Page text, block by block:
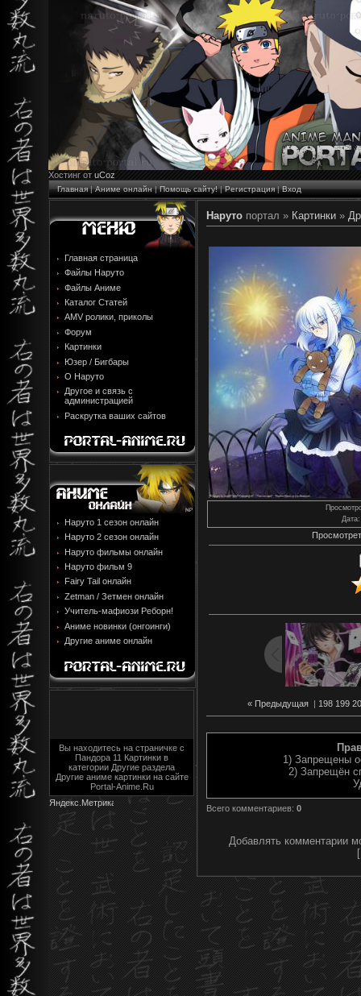
Хостинг от uCoz
Главная|Аниме онлайн|Помощь сайту!|Регистрация|Вход
Главная страница
Файлы Наруто
Файлы Аниме
Каталог Статей
AMV ролики, приколы
Форум
Картинки
Юзер / Бигбары
О Наруто
Другое и связь с
администрацией
Раскрутка ваших сайтов
Наруто 1 сезон онлайн
Наруто 2 сезон онлайн
Наруто фильмы онлайн
Наруто фильм 9
Fairy Tail онлайн
Zetman / Зетмен онлайн
Учитель-мафиози Реборн!
Аниме новинки (онгоинги)
Другие аниме онлайн
Вы находитесь на страничке с
Пандора 11 Картинки в
категории Другие раздела
Другие аниме картинки на сайте
Portal-Anime.Ru
Наруто портал » Картинки »
Дата:
« Предыдущая 198 199
1) Запрещены
2) Запрещён
Всего комментариев: 0
Добавлять комментарии